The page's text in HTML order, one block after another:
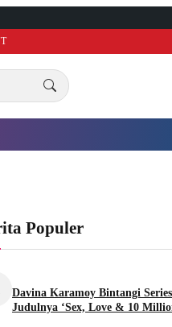
Populer
Davina Karamoy Bintangi
Judulnya ‘Sex, Love & 10